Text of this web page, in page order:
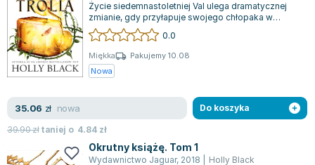
Małgorzata Ohme
Maddie Ziegler
Leszek Czarnecki
Joanna Racewicz
Maria Seweryn
Janina Zającówna
Eric Helms
Anna Prus (oprac.)
Nela Mała Reporterka
Życie siedemnastoletniej Val ulega dramatycznej
zmianie, gdy przyłapuje swojego chłopaka w
dającej do myślenia sytuacji z jej włas...
0.0
Miękka
Pakujemy 10.08
Nowa
35.06 zł nowa
39.90złtaniej o 4.84 zł
Do koszyka
Okrutny książę. Tom 1
Wydawnictwo Jaguar, 2018 Holly Black